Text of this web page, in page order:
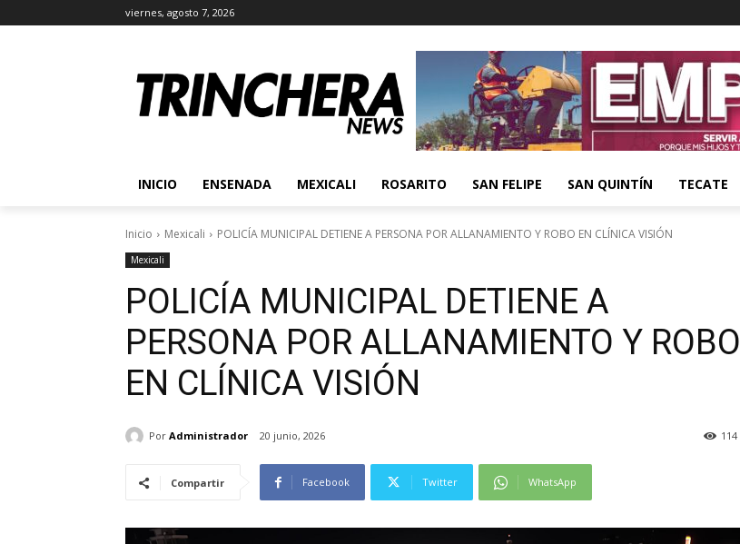
viernes, agosto 7, 2026
INICIO ENSENADA MEXICALI ROSARITO SAN FELIPE SAN QUINTÍN TECATE
Inicio Mexicali POLICÍA MUNICIPAL DETIENE A PERSONA POR ALLANAMIENTO Y ROBO EN CLÍNICA VISIÓN
Mexicali
POLICÍA MUNICIPAL DETIENE A
PERSONA POR ALLANAMIENTO Y ROBO
EN CLÍNICA VISIÓN
Por Administrador 20 junio, 2026 114
Compartir Facebook Twitter WhatsApp